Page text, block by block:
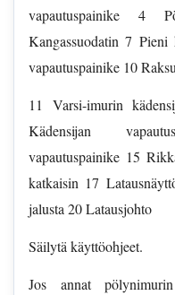
vapautuspainike 4
Kangassuodatin 7
vapautuspainike 10
11 Varsi-imurin
Kädensijan
vapautuspainike 15
katkaisin 17
jalusta 20 Latausjohto
Säilytä käyttöohjeet.
Jos annat